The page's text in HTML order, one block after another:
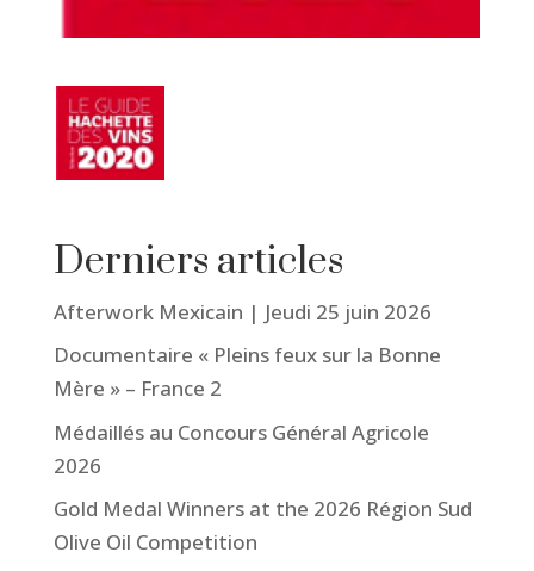
Derniers articles
Afterwork Mexicain | Jeudi 25 juin 2026
Documentaire « Pleins feux sur la Bonne
Mère » – France 2
Médaillés au Concours Général Agricole
2026
Gold Medal Winners at the 2026 Région Sud
Olive Oil Competition